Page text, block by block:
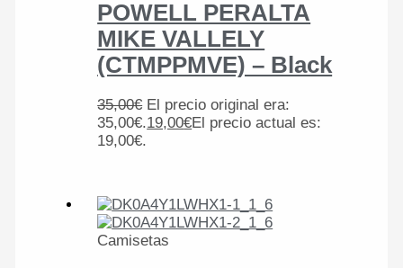
POWELL PERALTA
MIKE VALLELY
(CTMPPMVE) – Black
35,00€ El precio original era:
35,00€.19,00€El precio actual es:
19,00€.
Camisetas